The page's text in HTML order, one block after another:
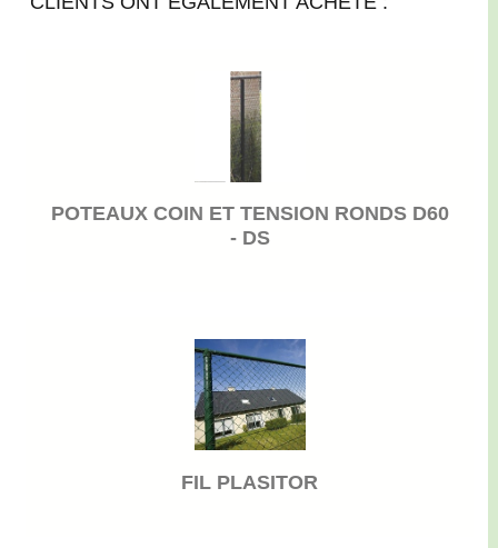
POTEAUX COIN ET TENSION RONDS D60
- DS
FIL PLASITOR